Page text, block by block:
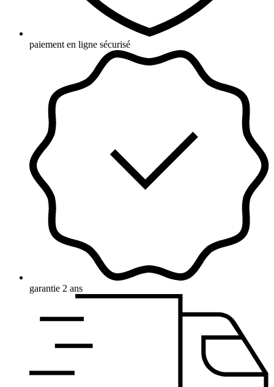
paiement en ligne sécurisé
garantie 2 ans